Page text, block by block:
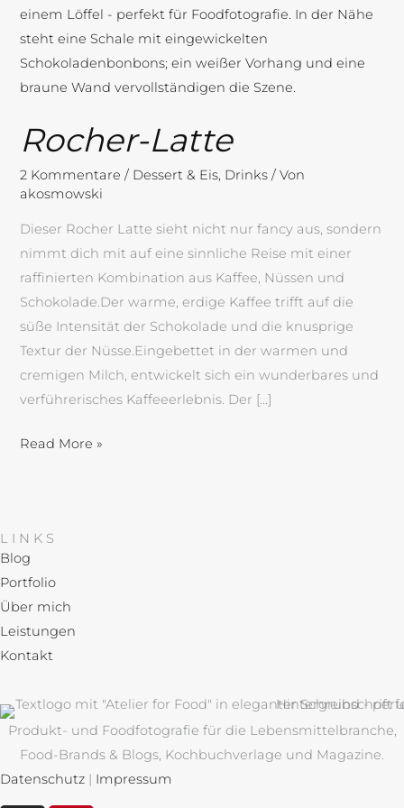
Rocher-Latte
2 Kommentare / Dessert & Eis, Drinks / Von
akosmowski
Dieser Rocher Latte sieht nicht nur fancy aus, sondern
nimmt dich mit auf eine sinnliche Reise mit einer
raffinierten Kombination aus Kaffee, Nüssen und
Schokolade.Der warme, erdige Kaffee trifft auf die
süße Intensität der Schokolade und die knusprige
Textur der Nüsse.Eingebettet in der warmen und
cremigen Milch, entwickelt sich ein wunderbares und
verführerisches Kaffeeerlebnis. Der […]
Read More »
LINKS
Blog
Portfolio
Über mich
Leistungen
Kontakt
Produkt- und Foodfotografie für die Lebensmittelbranche,
Food-Brands & Blogs, Kochbuchverlage und Magazine.
Datenschutz | Impressum